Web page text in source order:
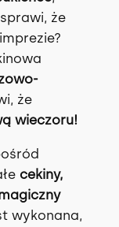
że
że
wieczoru!
cekiny,
wykonana,